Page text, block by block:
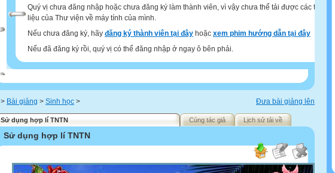
Quý vị chưa đăng nhập hoặc chưa đăng ký làm thành viên, vì vậy chưa thể tải được các tư
liệu của Thư viện về máy tính của mình.
Nếu chưa đăng ký, hãy đăng ký thành viên tại đây hoặc xem phim hướng dẫn tại đây
Nếu đã đăng ký rồi, quý vị có thể đăng nhập ở ngay ô bên phải.
Đưa bài giảng lên
> Bài giảng > Sinh học >
Sử dụng hợp lí TNTN Cùng tác giả Lịch sử tải về
Sử dụng hợp lí TNTN